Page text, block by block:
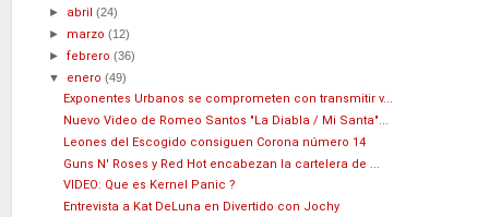
► abril(24)
► marzo(12)
►febrero(36)
▼ enero(49)
Exponentes Urbanos se comprometen con transmitir v...
Nuevo Video de Romeo Santos "La Diabla / Mi Santa"...
Leones del Escogido consiguen Corona número 14
Guns N' Roses y Red Hot encabezan la cartelera de ...
VIDEO: Que es Kernel Panic ?
Entrevista a Kat DeLuna en Divertido con Jochy